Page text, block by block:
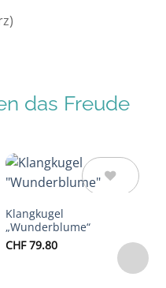
das Freude
Klangkugel
„Wunderblume“
CHF79.80